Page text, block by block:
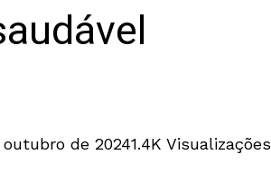
de 20241.4K Visualizações